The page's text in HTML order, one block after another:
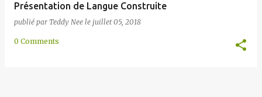
Présentation de Langue Construite
publié par Teddy Nee le juillet 05, 2018
0 Comments